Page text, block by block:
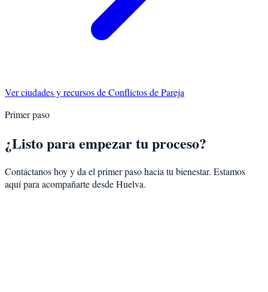
Ver ciudades y recursos deConflictos de Pareja
Primer paso
¿Listo para empezar tu proceso?
Contáctanos hoy y da el primer paso hacia tu bienestar. Estamos
aquí para acompañarte desdeHuelva.